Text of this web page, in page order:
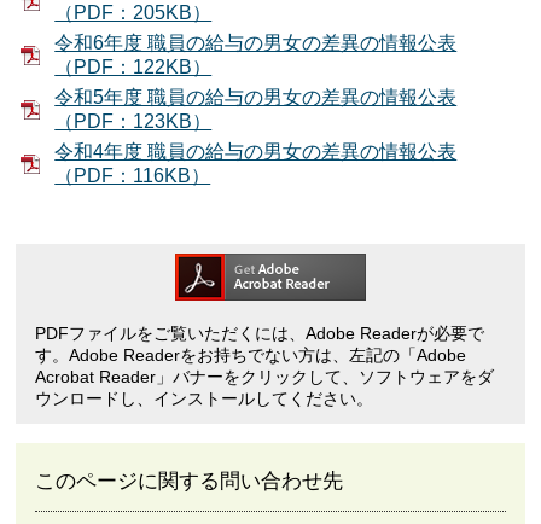
（PDF：205KB）
令和6年度 職員の給与の男女の差異の情報公表
（PDF：122KB）
令和5年度 職員の給与の男女の差異の情報公表
（PDF：123KB）
令和4年度 職員の給与の男女の差異の情報公表
（PDF：116KB）
PDFファイルをご覧いただくには、Adobe Readerが必要で
す。Adobe Readerをお持ちでない方は、左記の「Adobe
Acrobat Reader」バナーをクリックして、ソフトウェアをダ
ウンロードし、インストールしてください。
このページに関する問い合わせ先